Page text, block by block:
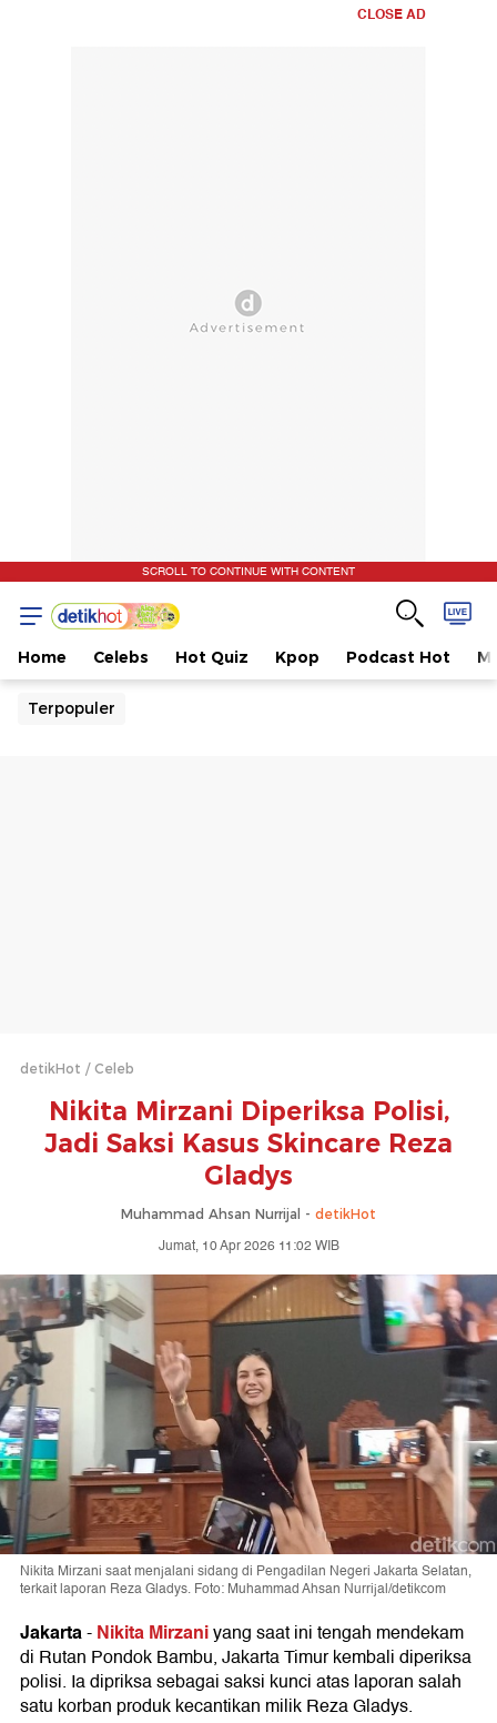
CLOSE AD
SCROLL TO CONTINUE WITH CONTENT
Home Celebs Hot Quiz Kpop Podcast Hot
Terpopuler
detikHot Celeb
Nikita Mirzani Diperiksa Polisi,
Jadi Saksi Kasus Skincare Reza
Gladys
Muhammad Ahsan Nurrijal - detikHot
Jumat, 10 Apr 2026 11:02 WIB
Nikita Mirzani saat menjalani sidang di Pengadilan Negeri Jakarta Selatan,
terkait laporan Reza Gladys. Foto: Muhammad Ahsan Nurrijal/detikcom
Jakarta-Nikita Mirzaniyang saat ini tengah mendekam
di Rutan Pondok Bambu, Jakarta Timur kembali diperiksa
polisi. Ia dipriksa sebagai saksi kunci atas laporan salah
satu korban produk kecantikan milik Reza Gladys.